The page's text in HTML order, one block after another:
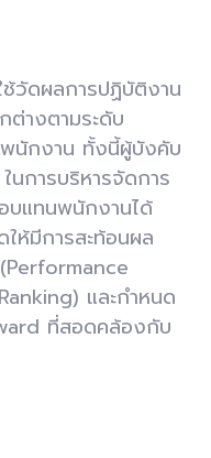
วัดผลการปฏิบัติงาน
างตามระดับ
นักงาน ทั้งนี้ผู้บังคับ
ในการบริหารจัดการ
บแทนพนักงานได้
ห้มีการสะท้อนผล
Performance
และกำหนด
ที่สอดคล้องกับ